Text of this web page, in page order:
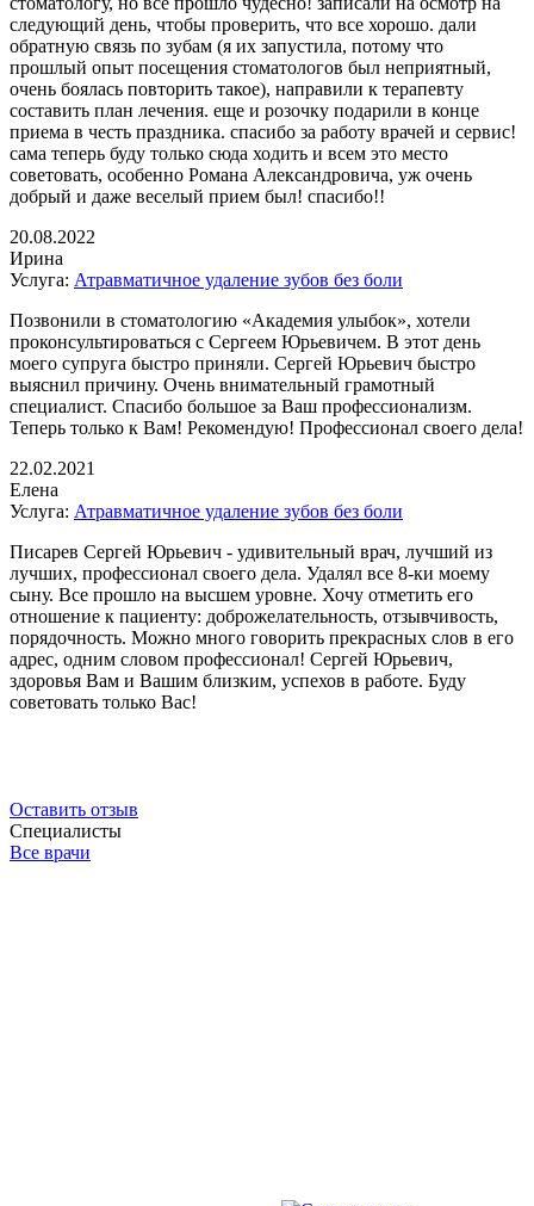
следующий день, чтобы проверить, что все хорошо. дали
обратную связь по зубам (я их запустила, потому что
прошлый опыт посещения стоматологов был неприятный,
очень боялась повторить такое), направили к терапевту
составить план лечения. еще и розочку подарили в конце
приема в честь праздника. спасибо за работу врачей и сервис!
сама теперь буду только сюда ходить и всем это место
советовать, особенно Романа Александровича, уж очень
добрый и даже веселый прием был! спасибо!!
20.08.2022
Ирина
Услуга: Атравматичное удаление зубов без боли
Позвонили в стоматологию «Академия улыбок», хотели
проконсультироваться с Сергеем Юрьевичем. В этот день
моего супруга быстро приняли. Сергей Юрьевич быстро
выяснил причину. Очень внимательный грамотный
специалист. Спасибо большое за Ваш профессионализм.
Теперь только к Вам! Рекомендую! Профессионал своего дела!
22.02.2021
Елена
Услуга: Атравматичное удаление зубов без боли
Писарев Сергей Юрьевич - удивительный врач, лучший из
лучших, профессионал своего дела. Удалял все 8-ки моему
сыну. Все прошло на высшем уровне. Хочу отметить его
отношение к пациенту: доброжелательность, отзывчивость,
порядочность. Можно много говорить прекрасных слов в его
адрес, одним словом профессионал! Сергей Юрьевич,
здоровья Вам и Вашим близким, успехов в работе. Буду
советовать только Вас!
Оставить отзыв
Специалисты
Все врачи